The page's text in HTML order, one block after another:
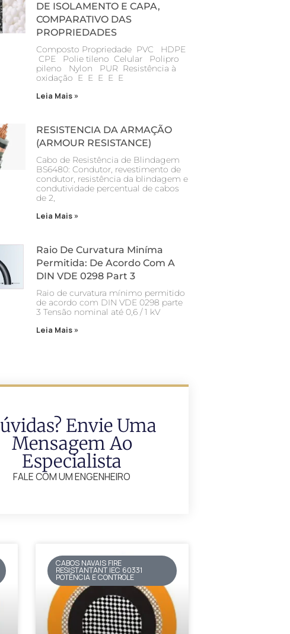
DE ISOLAMENTO E CAPA,
COMPARATIVO DAS
PROPRIEDADES
Composto Propriedade PVC HDPE
CPE Polie tileno Celular Polipro
pileno Nylon PUR Resistência à
oxidação E E E E E
Leia Mais »
RESISTENCIA DA ARMAÇÃO
(ARMOUR RESISTANCE)
Cabo de Resistência de Blindagem
BS6480: Condutor, revestimento de
condutor, resistência da blindagem e
condutividade percentual de cabos
de 2,
Leia Mais »
Raio De Curvatura Miníma
Permitida: De Acordo Com A
DIN VDE 0298 Part 3
Raio de curvatura mínimo permitido
de acordo com DIN VDE 0298 parte
3 Tensão nominal até 0,6 / 1 kV
Leia Mais »
Envie Uma
Mensagem Ao
Especialista
FALE COM UM ENGENHEIRO
CABOS NAVAIS FIRE
RESISTANTANT IEC 60331
POTÊNCIA E CONTROLE